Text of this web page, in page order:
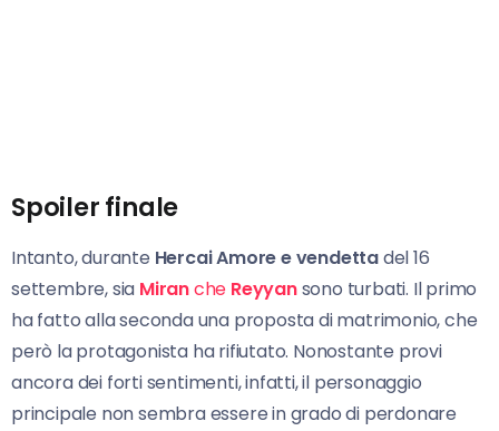
Spoiler finale
Intanto, durante Hercai Amore e vendettadel 16
settembre, sia Miranche Reyyansono turbati. Il primo
ha fatto alla seconda una proposta di matrimonio, che
però la protagonista ha rifiutato. Nonostante provi
ancora dei forti sentimenti, infatti, il personaggio
principale non sembra essere in grado di perdonare